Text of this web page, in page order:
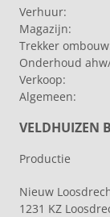
Verhuur:
Magazijn:
Trekker
Onderhoud
Verkoop:
Algemeen:
VELDHUIZEN
Productie
Nieuw
1231 KZ